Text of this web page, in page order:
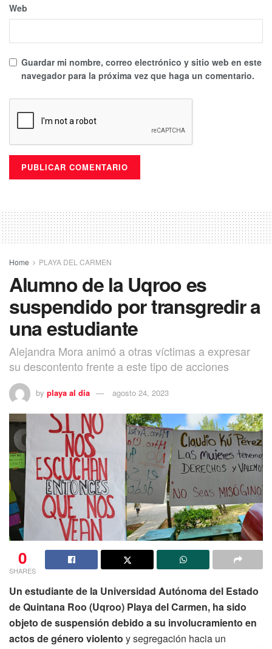
Web
Guardar mi nombre, correo electrónico y sitio web en este
navegador para la próxima vez que haga un comentario.
Home PLAYA DEL CARMEN
Alumno de la Uqroo es
suspendido por transgredir a
una estudiante
Alejandra Mora animó a otras víctimas a expresar
su descontento frente a este tipo de acciones
by playa al dia agosto 24, 2023
0
SHARES
Un estudiante de la Universidad Autónoma del Estado
de Quintana Roo (Uqroo) Playa del Carmen, ha sido
objeto de suspensión debido a su involucramiento en
actos de género violento y segregación hacia un